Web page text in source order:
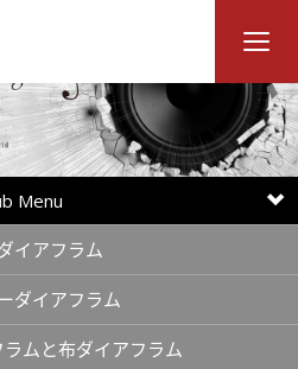
Menu
イアフラム
ダイアフラム
ムと布ダイアフラム